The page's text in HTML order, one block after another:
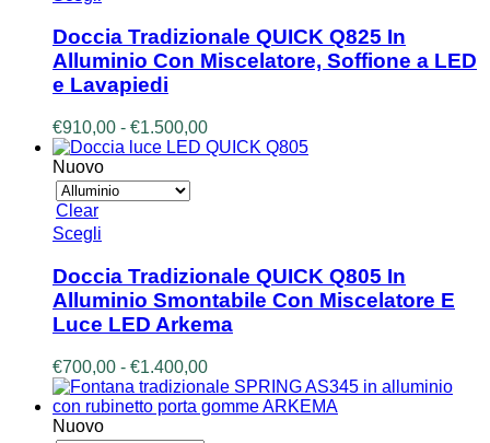
ha
più
varianti.
Le
possono
essere
scelte
nella
Doccia Tradizionale QUICK Q825 In
Alluminio Con Miscelatore, Soffione a LED
e Lavapiedi
€910,00 - €1.500,00Fascia
di
Nuovo
Clear
Scegli
ha
più
varianti.
Le
possono
essere
scelte
nella
Doccia Tradizionale QUICK Q805 In
Alluminio Smontabile Con Miscelatore E
Luce LED Arkema
€700,00 - €1.400,00Fascia
di
prezzo:
Nuovo